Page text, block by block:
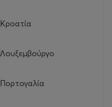
Κροατία
Λουξεμβούργο
Πορτογαλία